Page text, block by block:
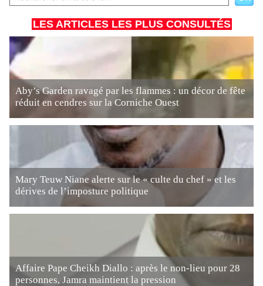
LES ARTICLES LES PLUS CONSULTÉS
Aby’s Garden ravagé par les flammes : un décor de fête
réduit en cendres sur la Corniche Ouest
Mary Teuw Niane alerte sur le « culte du chef » et les
dérives de l’imposture politique
Affaire Pape Cheikh Diallo : après le non-lieu pour 28
personnes, Jamra maintient la pression